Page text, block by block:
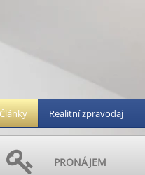
Články Realitní zpravodaj
PRONÁJEM